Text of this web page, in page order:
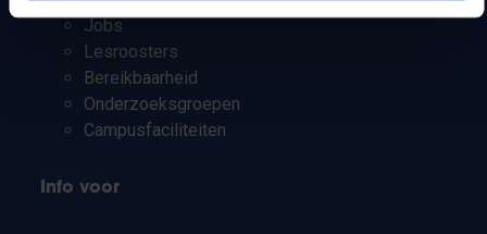
Jobs
Lesroosters
Bereikbaarheid
Onderzoeksgroepen
Campusfaciliteiten
Info voor